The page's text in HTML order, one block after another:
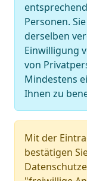
Personen.
derselben
Einwilligung
von
Mindestens
Ihnen zu
Mit der
bestätigen